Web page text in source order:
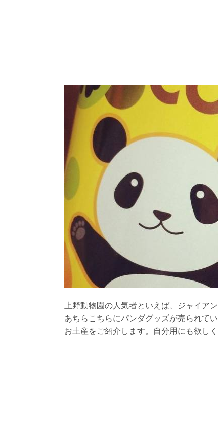
上野動物園の人気者といえば、ジャイア
あちらこちらにパンダグッズが売られて
お土産をご紹介します。自分用にも欲し